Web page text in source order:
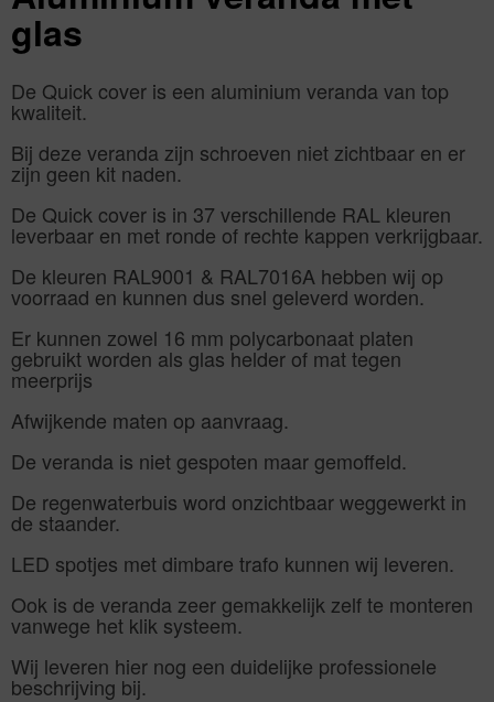
glas
De Quick cover is een aluminium veranda van top
kwaliteit.
Bij deze veranda zijn schroeven niet zichtbaar en er
zijn geen kit naden.
De Quick cover is in 37 verschillende RAL kleuren
leverbaar en met ronde of rechte kappen verkrijgbaar.
De kleuren RAL9001 & RAL7016A hebben wij op
voorraad en kunnen dus snel geleverd worden.
Er kunnen zowel 16 mm polycarbonaat platen
gebruikt worden als glas helder of mat tegen
meerprijs
Afwijkende maten op aanvraag.
De veranda is niet gespoten maar gemoffeld.
De regenwaterbuis word onzichtbaar weggewerkt in
de staander.
LED spotjes met dimbare trafo kunnen wij leveren.
Ook is de veranda zeer gemakkelijk zelf te monteren
vanwege het klik systeem.
Wij leveren hier nog een duidelijke professionele
beschrijving bij.